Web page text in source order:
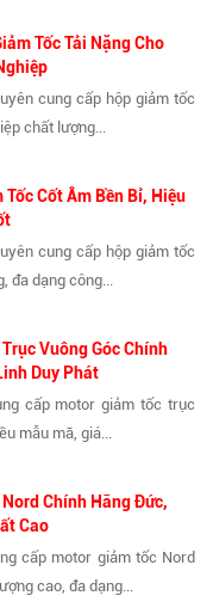
Tốc Tải Nặng Cho
cung cấp hộp giảm tốc
chất lượng...
Tốc Cốt Âm Bền Bỉ, Hiệu
cung cấp hộp giảm tốc
đa dạng công...
Vuông Góc Chính
Duy Phát
cấp motor giảm tốc trục
mẫu mã, giá...
Nord Chính Hãng Đức,
Cao
cấp motor giảm tốc Nord
cao, đa dạng...